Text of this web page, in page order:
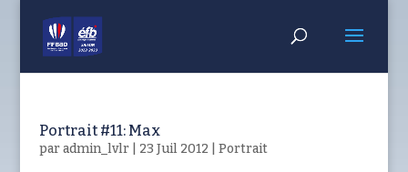
Portrait #11: Max
paradmin_lvlr| 23 Juil 2012 Portrait